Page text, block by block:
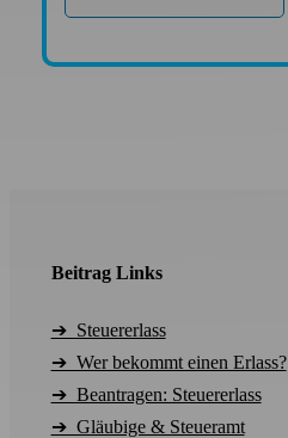
Beitrag Links
➔ Steuererlass
➔ Wer bekommt einen Erlass?
➔ Beantragen: Steuererlass
➔ Gläubige & Steueramt